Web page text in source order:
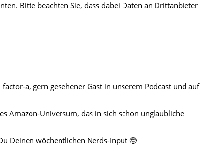
Bitte beachten Sie, dass dabei Daten an Drittanbieter
a, gern gesehener Gast in unserem Podcast und auf
Amazon-Universum, das in sich schon unglaubliche
Deinen wöchentlichen Nerds-Input 🤓